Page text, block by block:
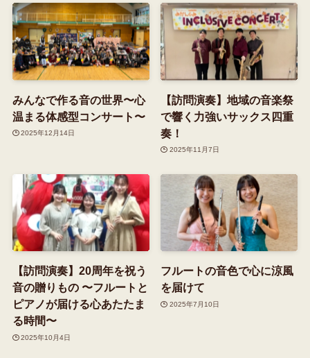
みんなで作る音の世界〜心
温まる体感型コンサート〜
2025年12月14日
【訪問演奏】地域の音楽祭
で響く力強いサックス四重
奏！
2025年11月7日
【訪問演奏】20周年を祝う
音の贈りもの 〜フルートと
ピアノが届ける心あたたま
る時間〜
2025年10月4日
フルートの音色で心に涼風
を届けて
2025年7月10日